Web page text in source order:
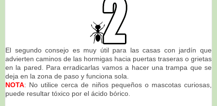
El segundo consejo es muy útil para las casas con jardín que
advierten caminos de las hormigas hacia puertas traseras o grietas
en la pared. Para erradicarlas vamos a hacer una trampa que se
deja en la zona de paso y funciona sola.
NOTA: No utilice cerca de niños pequeños o mascotas curiosas,
puede resultar tóxico por el ácido bórico.